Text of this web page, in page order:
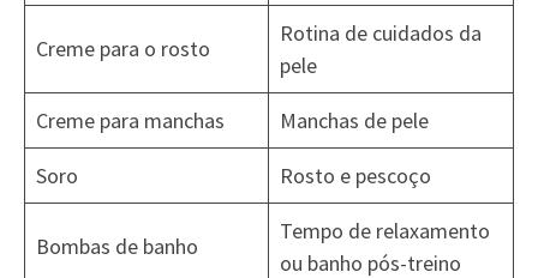
Creme para o rosto
Rotina de cuidados da
pele
Creme para manchas
Manchas de pele
Soro
Rosto e pescoço
Bombas de banho
Tempo de relaxamento
ou banho pós-treino